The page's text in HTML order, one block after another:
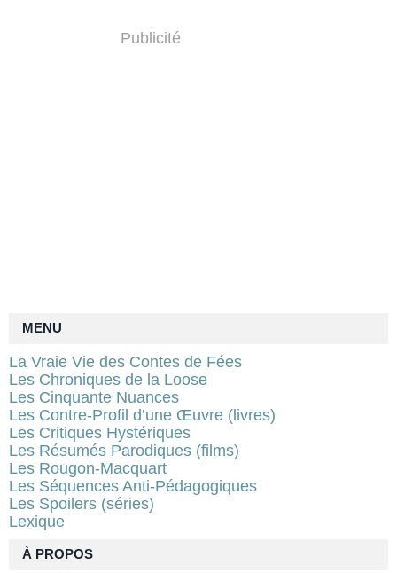
À PROPOS
Publicité
MENU
La Vraie Vie des Contes de Fées
Les Chroniques de la Loose
Les Cinquante Nuances
Les Contre-Profil d’une Œuvre (livres)
Les Critiques Hystériques
Les Résumés Parodiques (films)
Les Rougon-Macquart
Les Séquences Anti-Pédagogiques
Les Spoilers (séries)
Lexique